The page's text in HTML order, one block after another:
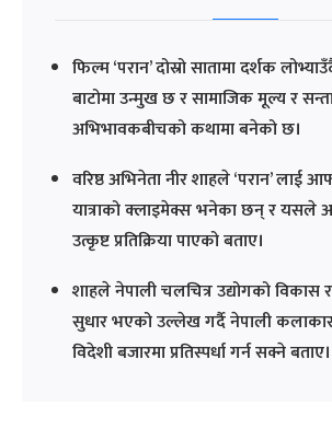
फिल्म ‘परान’ दोस्रो सातामा दर्शक
बाटोमा उन्मुख छ र सामाजिक मूल्य र
अभिभावकबीचको कथामा बनेको छ।
वरिष्ठ अभिनेता नीर शाहले ‘परान’ लाई
यात्राको क्लाइमेक्स भनेका छन् र यसले
उत्कृष्ट प्रतिक्रिया पाएको बताए।
शाहले नेपाली चलचित्र उद्योगको विकास र
सुधार भएको उल्लेख गर्दै नेपाली कलाकार
विदेशी बजारमा प्रतिस्पर्धा गर्न सक्ने बताए।